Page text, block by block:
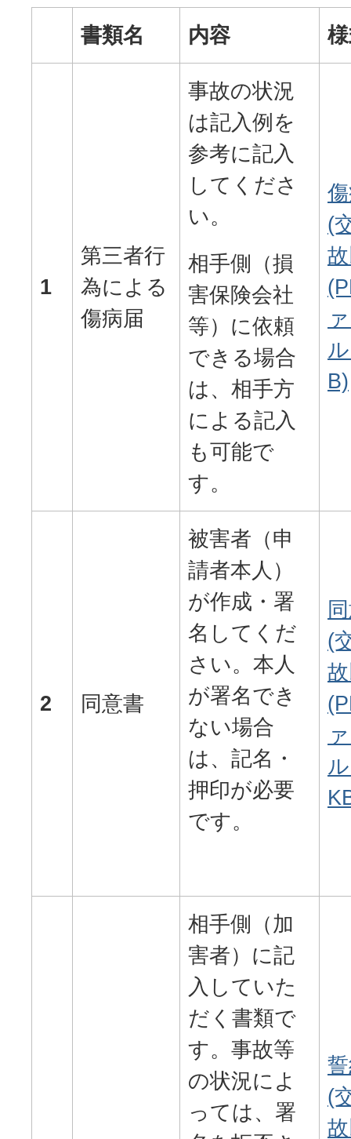
書類名
内容
1
第三者行
為による
傷病届
事故の状況
は記入例を
参考に記入
してくださ
い。
相手側（損
害保険会社
等）に依頼
できる場合
は、相手方
による記入
も可能で
す。
(
B)
2 同意書
被害者（申
請者本人）
が作成・署
名してくだ
さい。本人
が署名でき
ない場合
は、記名・
押印が必要
です。
(
相手側（加
害者）に記
入していた
だく書類で
す。事故等
の状況によ
っては、署
(